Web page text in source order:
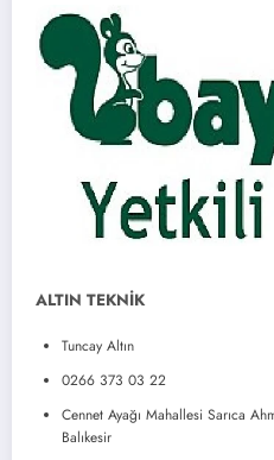
ALTIN TEKNİK
Tuncay Altın
0266 373 03 22
Cennet Ayağı Mahallesi Sarıca
Balıkesir